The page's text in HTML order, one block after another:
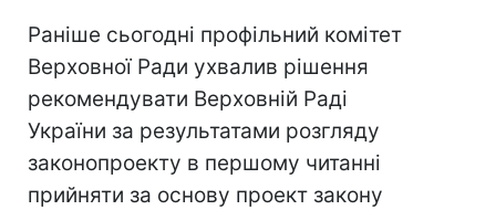
Раніше сьогодні профільний комітет
Верховної Ради ухвалив рішення
рекомендувати Верховній Раді
України за результатами розгляду
законопроекту в першому читанні
прийняти за основу проект закону